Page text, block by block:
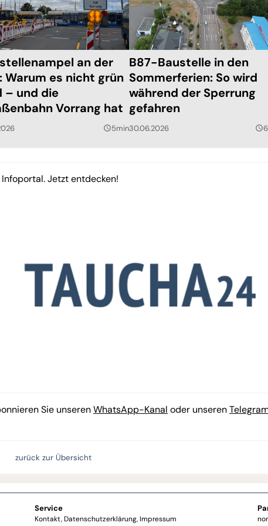
an der
Warum es nicht grün
– und die
Vorrang hat
query_builder5min
B87-Baustelle in den
Sommerferien: So wird
während der Sperrung
gefahren
30.06.2026 query_builder
Jetzt entdecken!
Sie unserenWhatsApp-Kanal oder unseren
zurück zur Übersicht
Service
Kontakt Datenschutzerklärung Impressum